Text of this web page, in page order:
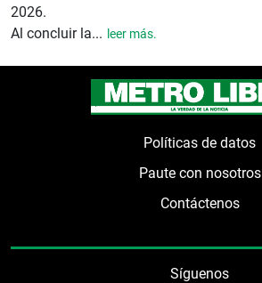
2026.
Al concluir la... leer más.
Políticas de datos
Paute con nosotros
Contáctenos
Síguenos